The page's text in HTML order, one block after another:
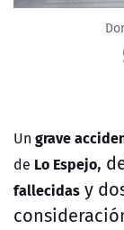
Un grave
de Lo Espejo,
fallecidas y